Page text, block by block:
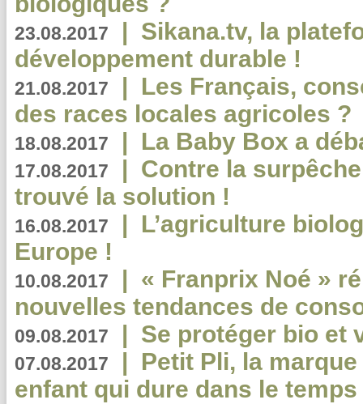
23.08.2017 | Sikana.tv, la
développement durable !
21.08.2017 | Les Français,
des races locales agricoles ?
18.08.2017 | La Baby Box a
17.08.2017 | Contre la
trouvé la solution !
16.08.2017 | L’agriculture
Europe !
10.08.2017 | « Franprix Noé »
nouvelles tendances de
09.08.2017 | Se protéger bio et
07.08.2017 | Petit Pli, la
enfant qui dure dans le temps